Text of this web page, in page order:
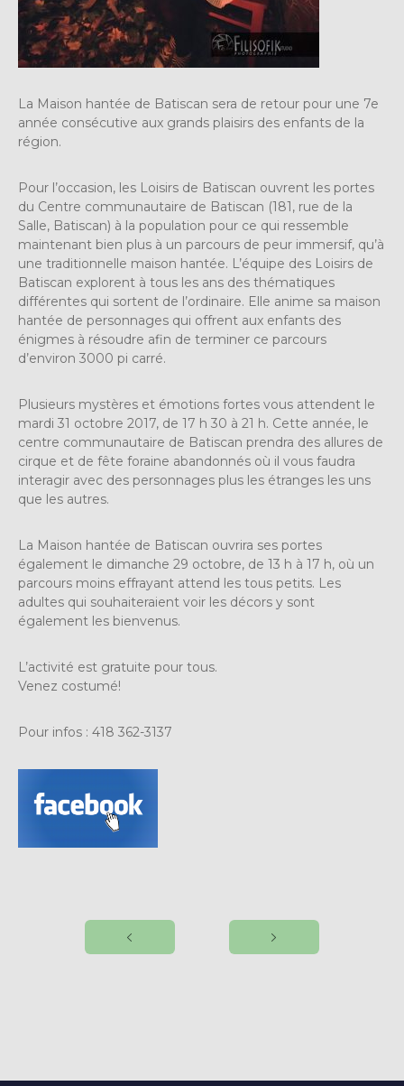
La Maison hantée de Batiscan sera de retour pour une 7e
année consécutive aux grands plaisirs des enfants de la
région.
Pour l’occasion, les Loisirs de Batiscan ouvrent les portes
du Centre communautaire de Batiscan (181, rue de la
Salle, Batiscan) à la population pour ce qui ressemble
maintenant bien plus à un parcours de peur immersif, qu’à
une traditionnelle maison hantée. L’équipe des Loisirs de
Batiscan explorent à tous les ans des thématiques
différentes qui sortent de l’ordinaire. Elle anime sa maison
hantée de personnages qui offrent aux enfants des
énigmes à résoudre afin de terminer ce parcours
d’environ 3000 pi carré.
Plusieurs mystères et émotions fortes vous attendent le
mardi 31 octobre 2017, de 17 h 30 à 21 h. Cette année, le
centre communautaire de Batiscan prendra des allures de
cirque et de fête foraine abandonnés où il vous faudra
interagir avec des personnages plus les étranges les uns
que les autres.
La Maison hantée de Batiscan ouvrira ses portes
également le dimanche 29 octobre, de 13 h à 17 h, où un
parcours moins effrayant attend les tous petits. Les
adultes qui souhaiteraient voir les décors y sont
également les bienvenus.
L’activité est gratuite pour tous.
Venez costumé!
Pour infos : 418 362-3137